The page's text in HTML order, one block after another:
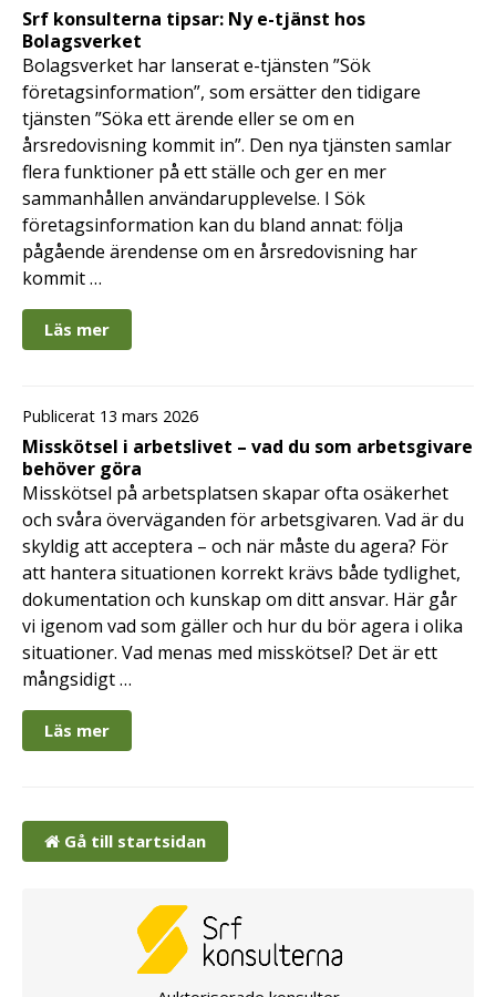
Srf konsulterna tipsar: Ny e-tjänst hos
Bolagsverket
Bolagsverket har lanserat e-tjänsten ”Sök
företagsinformation”, som ersätter den tidigare
tjänsten ”Söka ett ärende eller se om en
årsredovisning kommit in”. Den nya tjänsten samlar
flera funktioner på ett ställe och ger en mer
sammanhållen användarupplevelse. I Sök
företagsinformation kan du bland annat: följa
pågående ärendense om en årsredovisning har
kommit …
Läs mer
Publicerat 13 mars 2026
Misskötsel i arbetslivet – vad du som arbetsgivare
behöver göra
Misskötsel på arbetsplatsen skapar ofta osäkerhet
och svåra överväganden för arbetsgivaren. Vad är du
skyldig att acceptera – och när måste du agera? För
att hantera situationen korrekt krävs både tydlighet,
dokumentation och kunskap om ditt ansvar. Här går
vi igenom vad som gäller och hur du bör agera i olika
situationer. Vad menas med misskötsel? Det är ett
mångsidigt …
Läs mer
Gå till startsidan